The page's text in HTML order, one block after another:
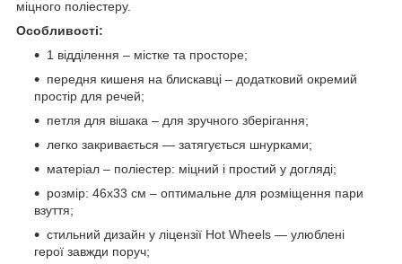
міцного поліестеру.
Особливості:
1 відділення – містке та просторе;
передня кишеня на блискавці – додатковий окремий
простір для речей;
петля для вішака – для зручного зберігання;
легко закривається — затягується шнурками;
матеріал – поліестер: міцний і простий у догляді;
розмір: 46x33 см – оптимальне для розміщення пари
взуття;
стильний дизайн у ліцензії Hot Wheels — улюблені
герої завжди поруч;